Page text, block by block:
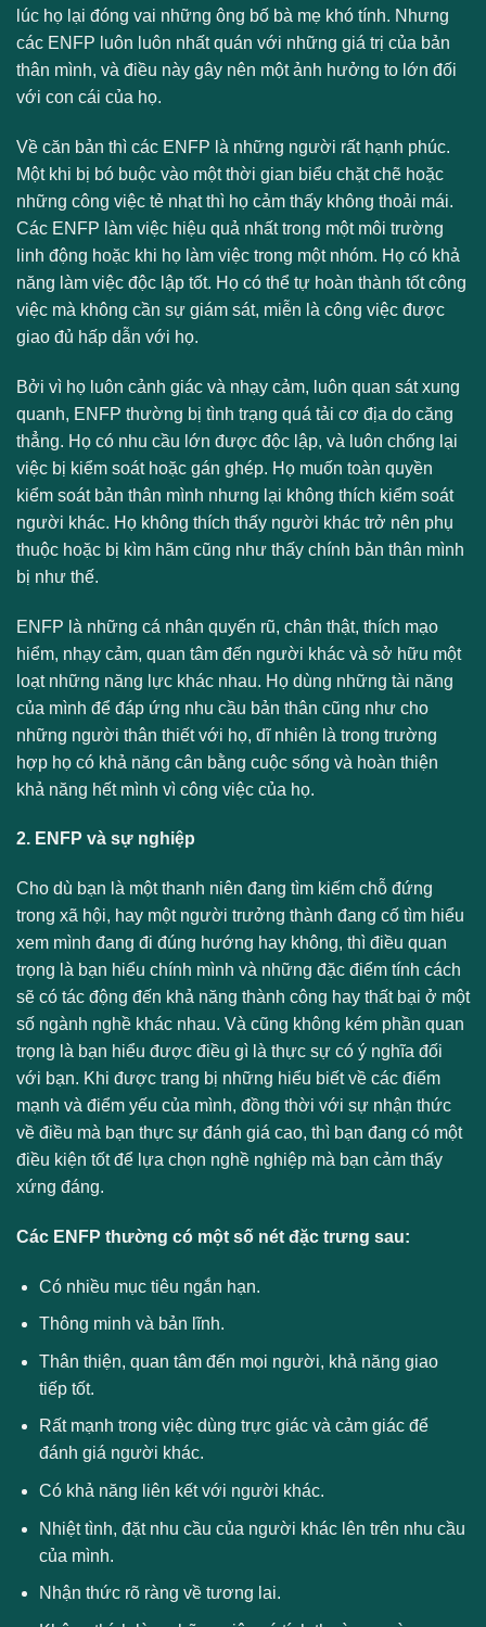
lúc họ lại đóng vai những ông bố bà mẹ khó tính. Nhưng
các ENFP luôn luôn nhất quán với những giá trị của bản
thân mình, và điều này gây nên một ảnh hưởng to lớn đối
với con cái của họ.
Về căn bản thì các ENFP là những người rất hạnh phúc.
Một khi bị bó buộc vào một thời gian biểu chặt chẽ hoặc
những công việc tẻ nhạt thì họ cảm thấy không thoải mái.
Các ENFP làm việc hiệu quả nhất trong một môi trường
linh động hoặc khi họ làm việc trong một nhóm. Họ có khả
năng làm việc độc lập tốt. Họ có thể tự hoàn thành tốt công
việc mà không cần sự giám sát, miễn là công việc được
giao đủ hấp dẫn với họ.
Bởi vì họ luôn cảnh giác và nhạy cảm, luôn quan sát xung
quanh, ENFP thường bị tình trạng quá tải cơ địa do căng
thẳng. Họ có nhu cầu lớn được độc lập, và luôn chống lại
việc bị kiểm soát hoặc gán ghép. Họ muốn toàn quyền
kiểm soát bản thân mình nhưng lại không thích kiểm soát
người khác. Họ không thích thấy người khác trở nên phụ
thuộc hoặc bị kìm hãm cũng như thấy chính bản thân mình
bị như thế.
ENFP là những cá nhân quyến rũ, chân thật, thích mạo
hiểm, nhạy cảm, quan tâm đến người khác và sở hữu một
loạt những năng lực khác nhau. Họ dùng những tài năng
của mình để đáp ứng nhu cầu bản thân cũng như cho
những người thân thiết với họ, dĩ nhiên là trong trường
hợp họ có khả năng cân bằng cuộc sống và hoàn thiện
khả năng hết mình vì công việc của họ.
2. ENFP và sự nghiệp
Cho dù bạn là một thanh niên đang tìm kiếm chỗ đứng
trong xã hội, hay một người trưởng thành đang cố tìm hiểu
xem mình đang đi đúng hướng hay không, thì điều quan
trọng là bạn hiểu chính mình và những đặc điểm tính cách
sẽ có tác động đến khả năng thành công hay thất bại ở một
số ngành nghề khác nhau. Và cũng không kém phần quan
trọng là bạn hiểu được điều gì là thực sự có ý nghĩa đối
với bạn. Khi được trang bị những hiểu biết về các điểm
mạnh và điểm yếu của mình, đồng thời với sự nhận thức
về điều mà bạn thực sự đánh giá cao, thì bạn đang có một
điều kiện tốt để lựa chọn nghề nghiệp mà bạn cảm thấy
xứng đáng.
Các ENFP thường có một số nét đặc trưng sau:
Có nhiều mục tiêu ngắn hạn.
Thông minh và bản lĩnh.
Thân thiện, quan tâm đến mọi người, khả năng giao
tiếp tốt.
Rất mạnh trong việc dùng trực giác và cảm giác để
đánh giá người khác.
Có khả năng liên kết với người khác.
Nhiệt tình, đặt nhu cầu của người khác lên trên nhu cầu
của mình.
Nhận thức rõ ràng về tương lai.